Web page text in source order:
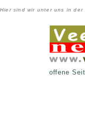
Hier sind wir unter uns in der
offene